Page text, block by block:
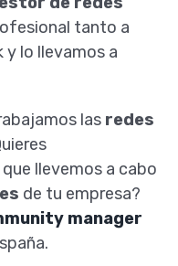
tanto a
y lo llevamos a
las redes
llevemos a cabo
de tu empresa?
manager